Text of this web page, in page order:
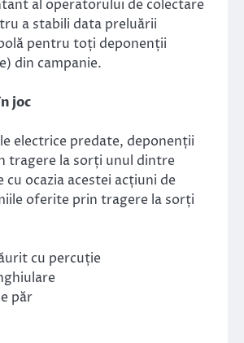
al operatorului de colectare
a stabili data preluării
pentru toți deponenții
din campanie.
joc
electrice predate, deponenții
tragere la sorți unul dintre
ocazia acestei acțiuni de
oferite prin tragere la sorți
cu percuție
păr